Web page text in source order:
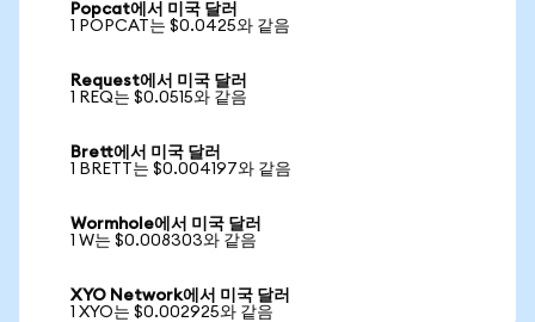
Popcat에서 미국 달러
1 POPCAT는 $0.0425와 같음
Request에서 미국 달러
1 REQ는 $0.0515와 같음
Brett에서 미국 달러
1 BRETT는 $0.004197와 같음
Wormhole에서 미국 달러
1 W는 $0.008303와 같음
XYO Network에서 미국 달러
1 XYO는 $0.002925와 같음